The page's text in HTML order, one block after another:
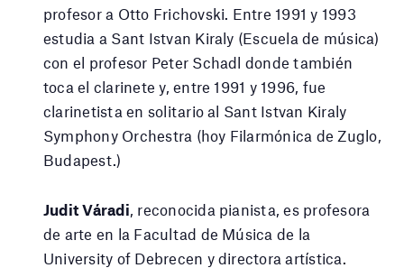
profesor a Otto Frichovski. Entre 1991 y 1993
estudia a Sant Istvan Kiraly (Escuela de música)
con el profesor Peter Schadl donde también
toca el clarinete y, entre 1991 y 1996, fue
clarinetista en solitario al Sant Istvan Kiraly
Symphony Orchestra (hoy Filarmónica de Zuglo,
Budapest.)
Judit Váradi , reconocida pianista, es profesora
de arte en la Facultad de Música de la
University of Debrecen y directora artística.